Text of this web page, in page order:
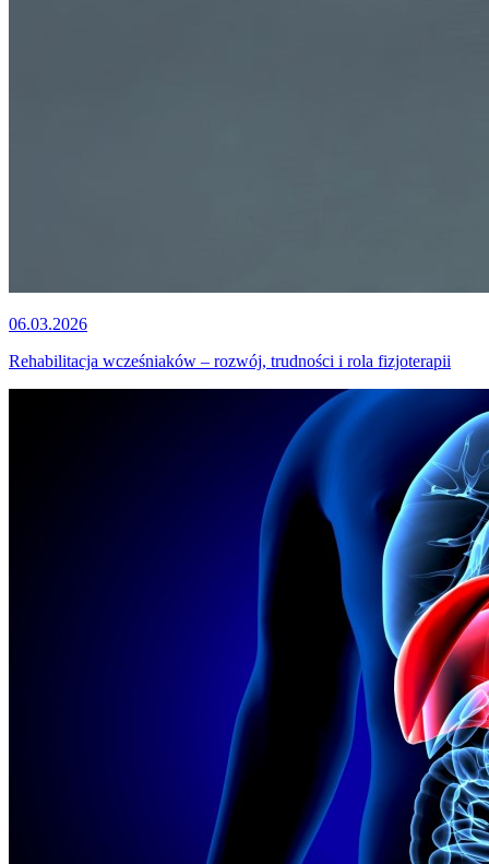
06.03.2026
Rehabilitacja wcześniaków – rozwój, trudności i rola fizjoterapii